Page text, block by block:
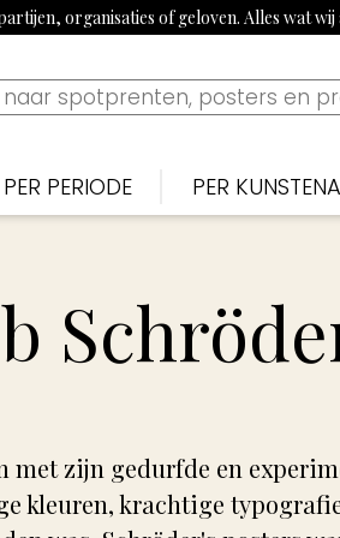
organisaties of geloven. Alles wat
PER PERIODE
1915-1920: Eerste Wereldoorlog
1960s: Propaganda uit China
1970-1980: Activistisch jaren 70 &
PER
Jan Sluijters
Jan van Wijk
George van
met zijn gedurfde en
kleuren, krachtige